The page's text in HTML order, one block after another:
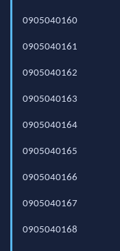
0905040160
0905040161
0905040162
0905040163
0905040164
0905040165
0905040166
0905040167
0905040168